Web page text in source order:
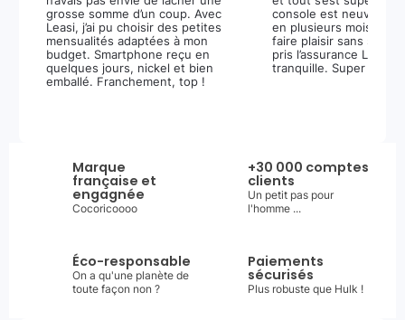
grosse somme d’un coup. Avec
Leasi, j’ai pu choisir des petites
mensualités adaptées à mon
budget. Smartphone reçu en
quelques jours, nickel et bien
emballé. Franchement, top !
console est neuve, et
en plusieurs mois m’a
faire plaisir sans stress.
pris l’assurance
tranquille. Super
Marque
française et
engagnée
Cocoricoooo
+30 000 comptes
clients
Un petit pas pour
l'homme ...
Éco-responsable
On a qu'une planète de
toute façon non ?
Paiements
sécurisés
Plus robuste que Hulk !